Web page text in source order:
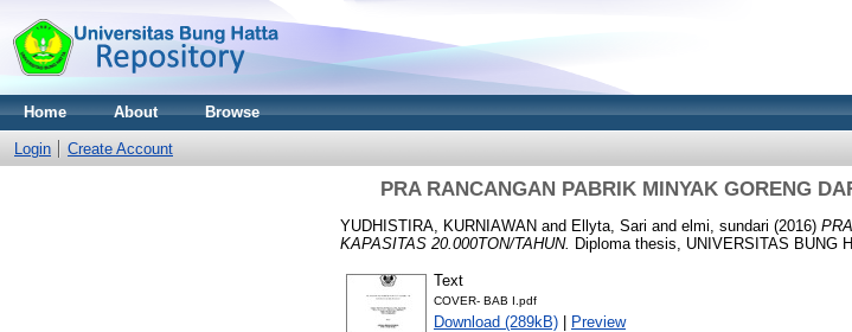
Home About Browse
Login Create Account
PRA RANCANGAN PABRIK MINYAK GORENG
YUDHISTIRA, KURNIAWAN and Ellyta, Sari and elmi, sundari (2016)
KAPASITAS 20.000TON/TAHUN. Diploma thesis, UNIVERSITAS BUNG
Text
COVER- BAB I.pdf
Download (289kB) | Preview